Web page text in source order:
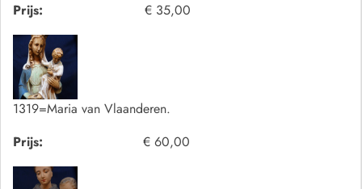
Prijs:
€ 35,00
1319=Maria van Vlaanderen.
Prijs:
€ 60,00